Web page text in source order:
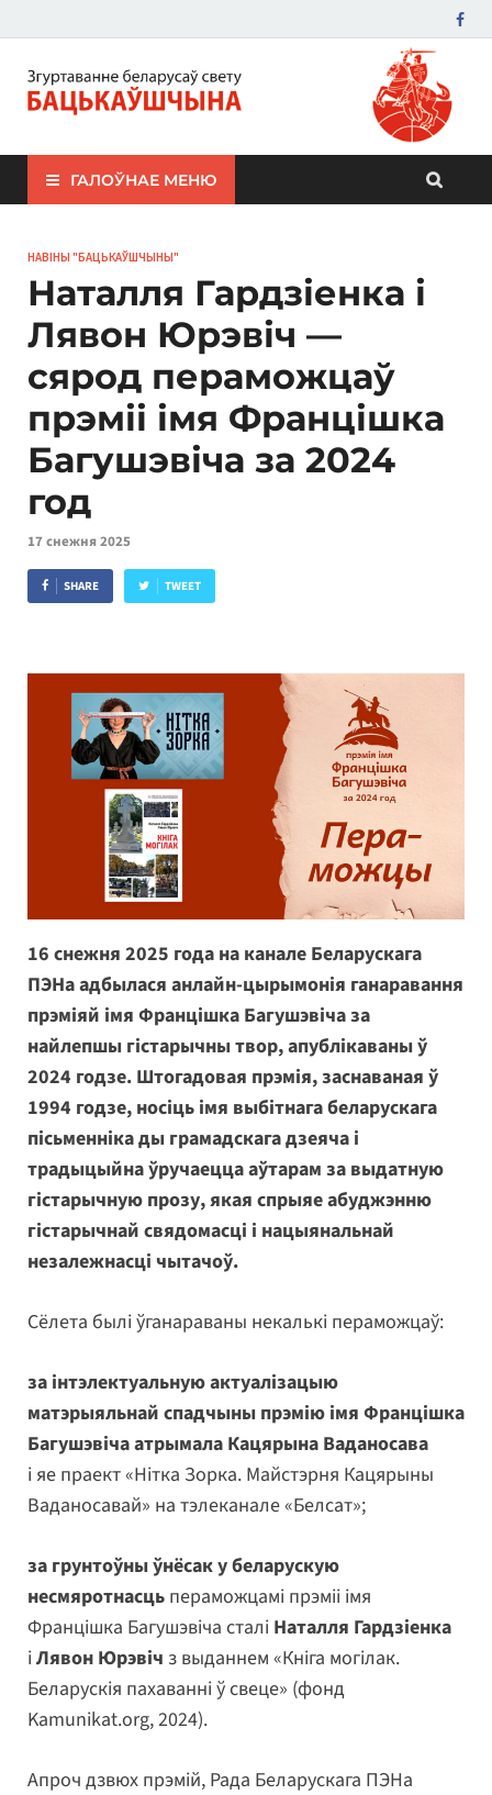
ЗБС "Бацькаўшчына"
ГАЛОЎНАЕ МЕНЮ
НАВІНЫ "БАЦЬКАЎШЧЫНЫ"
Наталля Гардзіенка і
Лявон Юрэвіч —
сярод пераможцаў
прэміі імя Францішка
Багушэвіча за 2024
год
17 снежня 2025
SHARE TWEET
16 снежня 2025 года на канале Беларускага
ПЭНа адбылася анлайн-цырымонія ганаравання
прэміяй імя Францішка Багушэвіча за
найлепшы гістарычны твор, апублікаваны ў
2024 годзе. Штогадовая прэмія, заснаваная ў
1994 годзе, носіць імя выбітнага беларускага
пісьменніка ды грамадскага дзеяча і
традыцыйна ўручаецца аўтарам за выдатную
гістарычную прозу, якая спрыяе абуджэнню
гістарычнай свядомасці і нацыянальнай
незалежнасці чытачоў.
Сёлета былі ўганараваны некалькі пераможцаў:
за інтэлектуальную актуалізацыю
матэрыяльнай спадчыны прэмію імя Францішка
Багушэвіча атрымала Кацярына Ваданосава
і яе праект «Нітка Зорка. Майстэрня Кацярыны
Ваданосавай» на тэлеканале «Белсат»;
за грунтоўны ўнёсак у беларускую
несмяротнасць пераможцамі прэміі імя
Францішка Багушэвіча сталі Наталля Гардзіенка
іЛявон Юрэвіч з выданнем «Кніга могілак.
Беларускія пахаванні ў свеце» (фонд
Kamunikat.org, 2024).
Апроч дзвюх прэмій, Рада Беларускага ПЭНа